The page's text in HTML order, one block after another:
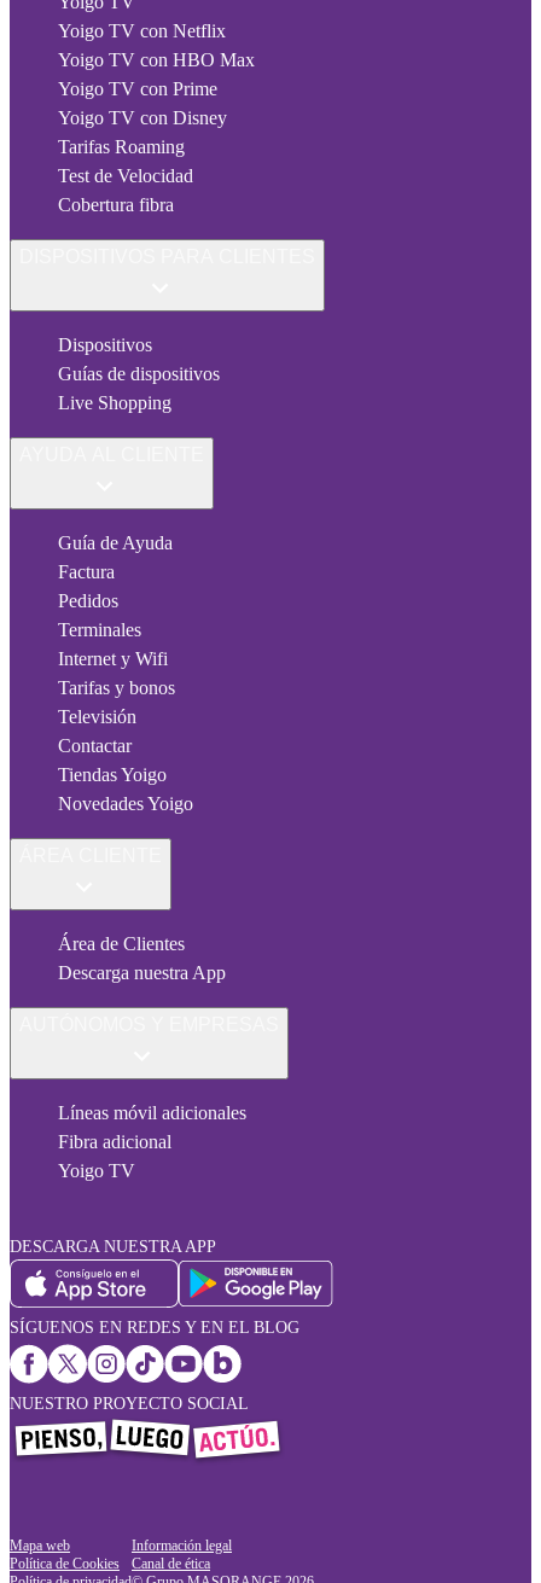
Yoigo TV con Netflix
Yoigo TV con HBO Max
Yoigo TV con Prime
Yoigo TV con Disney
Tarifas Roaming
Test de Velocidad
Cobertura fibra
Dispositivos
Guías de dispositivos
Live Shopping
Guía de Ayuda
Factura
Pedidos
Terminales
Internet y Wifi
Tarifas y bonos
Televisión
Contactar
Tiendas Yoigo
Novedades Yoigo
Área de Clientes
Descarga nuestra App
Líneas móvil adicionales
Fibra adicional
Yoigo TV
DESCARGA NUESTRA APP
SÍGUENOS EN REDES Y EN EL BLOG
NUESTRO PROYECTO SOCIAL
Mapa web
Política de Cookies
Información legal
Canal de ética